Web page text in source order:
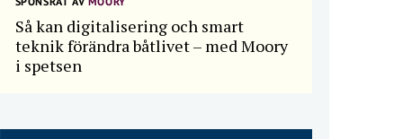
Så kan digitalisering och smart
teknik förändra båtlivet – med Moory
i spetsen